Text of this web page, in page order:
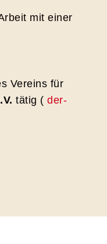
mit einer
Vereins für
tätig ( der-